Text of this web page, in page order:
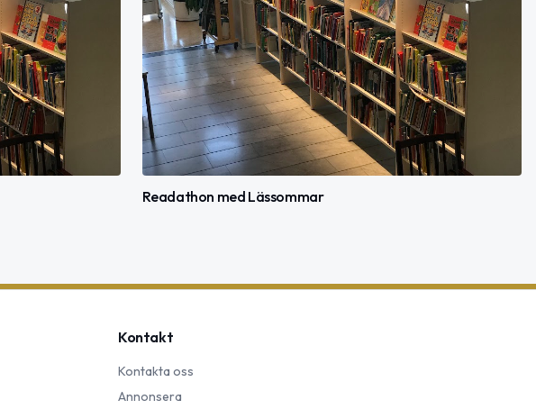
Readathon med Lässommar
Kontakt
Kontakta oss
Annonsera